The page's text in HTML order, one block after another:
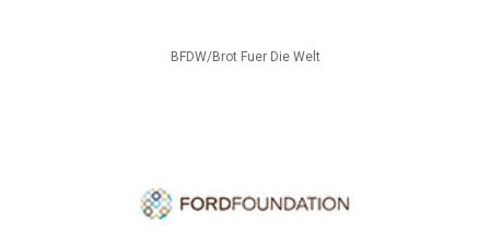
BFDW/Brot Fuer Die Welt